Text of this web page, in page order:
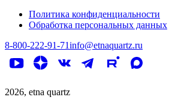
Политика конфиденциальности
Обработка персональных данных
8-800-222-91-71info@etnaquartz.ru
2026, etna quartz